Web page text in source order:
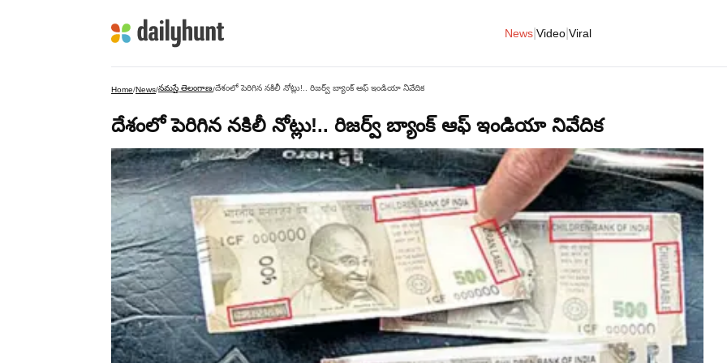
News Video Viral
Home/News/నమస్తే తెలంగాణ/దేశంలో పెరిగిన నకిలీ నోట్లు!.. రిజర్వ్‌ బ్యాంక్‌ ఆఫ్‌ ఇండియా నివేదిక
దేశంలో పెరిగిన నకిలీ నోట్లు!.. రిజర్వ్‌ బ్యాంక్‌ ఆఫ్‌ ఇండియా నివేదిక